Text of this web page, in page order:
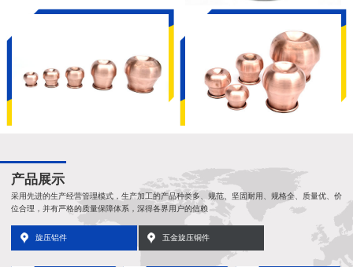
产品展示
采用先进的生产经营管理模式，生产加工的产品种类多、规范、坚固耐用、规格全、质量优、价
位合理，并有严格的质量保障体系，深得各界用户的信赖
旋压铝件 五金旋压铜件